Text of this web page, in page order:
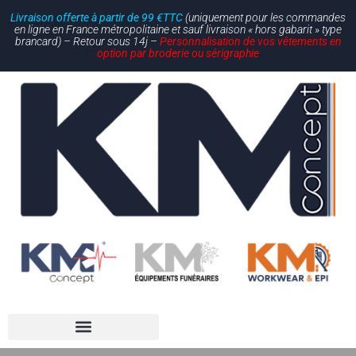
Livraison offerte à partir de 99 €TTC(uniquement pour les commandes
en ligne en France métropolitaine et sauf livraison « hors gabarit » type
brancard) – Retour sous 14j – Personnalisation de vos vêtements en
option par broderie ou sérigraphie